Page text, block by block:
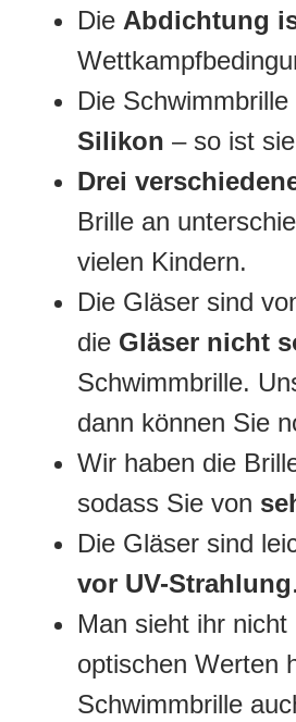
Die Abdichtung
Die
Silikon – so ist
Drei
Brille an
vielen Kindern.
Die Gläser sind
die Gläser nicht
Schwimmbrille.
dann können Sie
Wir haben die
sodass Sie von
Die Gläser sind
vor UV-Strahlung
Man sieht ihr
optischen Werten
Schwimmbrille